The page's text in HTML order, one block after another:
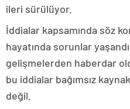
ileri sürülüyor.
İddialar kapsamında söz
hayatında sorunlar
gelişmelerden haberdar
bu iddialar bağımsız
değil.